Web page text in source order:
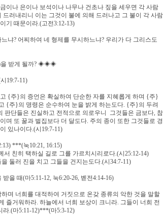
이나 은이나 보석이나 나무나 건초나 짚을 세우면 각 사람
러내리니 이는 그것이 불에 의해 드러나고 그 불이 각 사람
기 때문이라.(고전3:12-13)
냐? 어찌하여 네 형제를 무시하느냐? 우리가 다 그리스도
을 받게 될까? ◈◈◈
19:7-11)
{주}의 증언은 확실하여 단순한 자를 지혜롭게 하며 {주}
{주}의 명령은 순수하여 눈을 밝게 하는도다. {주}의 두려
판단들은 진실하고 전적으로 의로우니 그것들은 금보다, 참
며 또 꿀과 벌집보다 더 달도다. 주의 종이 또한 그것들로 경
있나이다.(시19:7-11)
***(눅10:21, 16:15)
친히 택하실 길로 그를 가르치시리로다.(시25:12-14)
둘러 진을 치고 그들을 건지는도다.(시34:7-11)
을 때(마5:11-12, 눅6:20-26, 벧전4:14-16)
며 너희를 대적하여 거짓으로 온갖 종류의 악한 것을 말할
즐거워하라. 하늘에서 너희 보상이 크니라. 그들이 너희 전
.(마5:11-12)***(마5:3-12)